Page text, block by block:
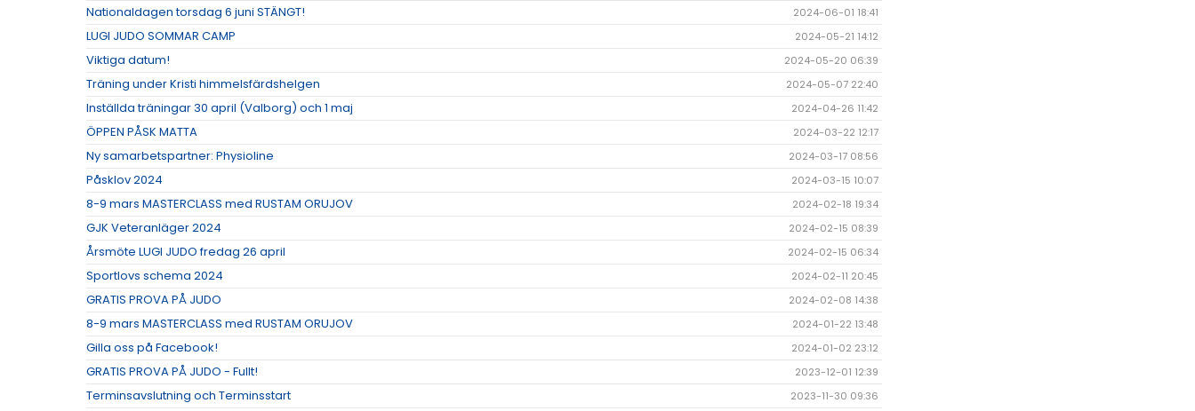
Nationaldagen torsdag 6 juni STÄNGT! 2024-06-01 18:41
LUGI JUDO SOMMAR CAMP 2024-05-21 14:12
Viktiga datum! 2024-05-20 06:39
Träning under Kristi himmelsfärdshelgen 2024-05-07 22:40
Inställda träningar 30 april (Valborg) och 1 maj 2024-04-26 11:42
ÖPPEN PÅSK MATTA 2024-03-22 12:17
Ny samarbetspartner: Physioline 2024-03-17 08:56
Påsklov 2024 2024-03-15 10:07
8-9 mars MASTERCLASS med RUSTAM ORUJOV 2024-02-18 19:34
GJK Veteranläger 2024 2024-02-15 08:39
Årsmöte LUGI JUDO fredag 26 april 2024-02-15 06:34
Sportlovs schema 2024 2024-02-11 20:45
GRATIS PROVA PÅ JUDO 2024-02-08 14:38
8-9 mars MASTERCLASS med RUSTAM ORUJOV 2024-01-22 13:48
Gilla oss på Facebook! 2024-01-02 23:12
GRATIS PROVA PÅ JUDO - Fullt! 2023-12-01 12:39
Terminsavslutning och Terminsstart 2023-11-30 09:36